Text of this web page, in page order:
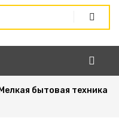
Мелкая бытовая техника